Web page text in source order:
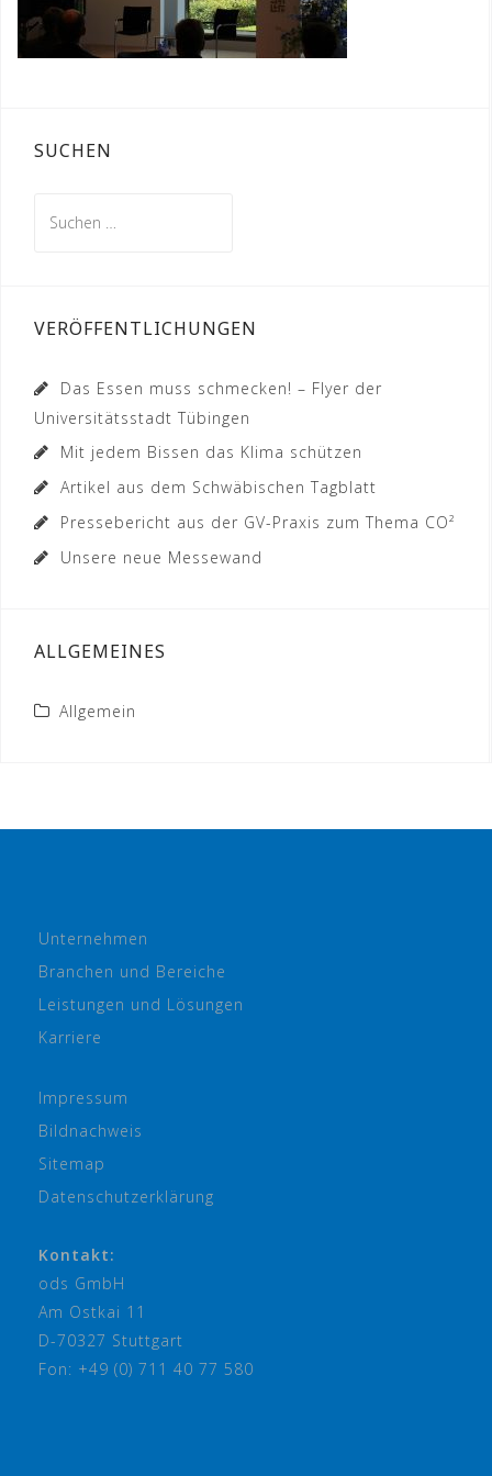
SUCHEN
nach:
VERÖFFENTLICHUNGEN
Das Essen muss schmecken! – Flyer der
Universitätsstadt Tübingen
Mit jedem Bissen das Klima schützen
Artikel aus dem Schwäbischen Tagblatt
Pressebericht aus der GV-Praxis zum Thema CO²
Unsere neue Messewand
ALLGEMEINES
Allgemein
Unternehmen
Branchen und Bereiche
Leistungen und Lösungen
Karriere
Impressum
Bildnachweis
Sitemap
Datenschutzerklärung
Kontakt:
ods GmbH
Am Ostkai 11
D-70327 Stuttgart
Fon: +49 (0) 711 40 77 580